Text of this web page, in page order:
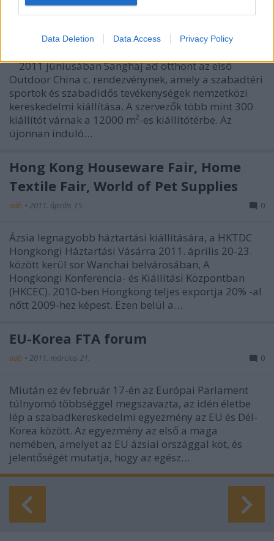
Data Deletion Data Access Privacy Policy
Sanghaji Outdoor Vásár
2011. április 25.
2011 júniusában Sanghaj ad otthont az első
Outdoor China c. rendezvénynek, amely a szabadtéri
sportok és szabadidős tevékenységek nemzetközi
kereskedelmi kiállítása. A szervezők több mint 300
kiállítót várnak a 12000 m²-es kiállítótérbe. Az
újonnan induló…
Hong Kong Houseware Fair, Home
Textile Fair, World of Pet Supplies
aáb • 2011. április 15. 0
Ázsia legnagyobb háztartási kiállítására, a HKTDC
Hongkongi Háztartási Vásárra 2011. április 20-23.
között kerül sor Wanchai belvárosában, A
Hongkongi Konferencia- és Kiállítási Központban
(HKCEC). 2010-ben Hongkong teljes exportja 20% -al
nőtt 2009-hez képest. Ezen belül a…
EU-Korea FTA forum
aáb • 2011. március 21. 0
Miután ez év február 17-én az Európai Parlament
túlnyomó többséggel megszavazta, az idén életbe
lép a szabadkereskedelmi egyezmény az EU és Dél-
Korea között. Az egyezmény az első a maga
nemében, amelyet az EU ázsiai országgal köt, és
jelentőségét mutatja, hogy az egész…